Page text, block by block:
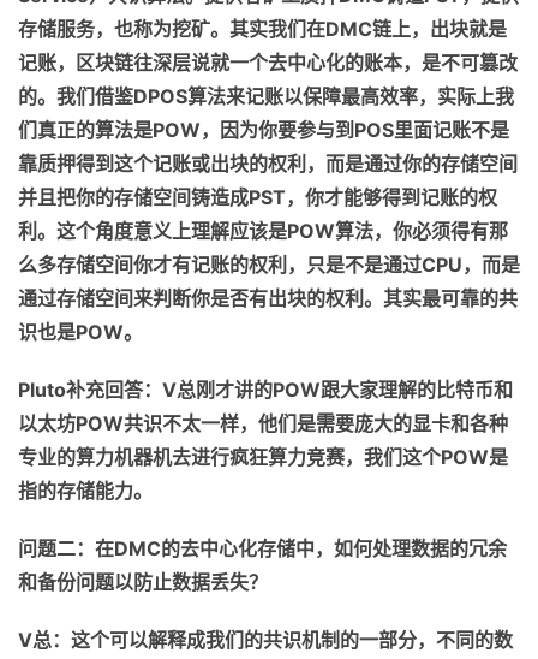
存储服务，也称为挖矿。其实我们在DMC链上，出块就是
记账，区块链往深层说就一个去中心化的账本，是不可篡改
的。 我们借鉴DPOS算法来记账以保障最高效率， 实际上我
们真正的算法是POW，因为你要参与到 POS里面记账不是
靠质押得到这个记账或出块的权利，而是通过你的存储空间
并且把你的存储空间铸造成PST，你才能够得到记账的权
利。这个角度意义上理解应该是POW算法， 你必须得有那
么多存储空间你才有记账的权利，只是不是通过CPU， 而是
通过存储空间来判断你是否有出块的权利 。 其实最可靠的共
识也是POW。
Pluto补充回答： V总刚才讲的POW跟大家理解的比特币和
以太坊POW共识不太一样， 他们是需要庞大的显卡和各种
专业的算力机器机去进行疯狂算力竞赛，我们这个POW是
指的存储能力。
问题二：在DMC的去中心化存储中，如何处理数据的冗余
和备份问题以防止数据丢失？
V总：这个可以解释成我们的共识机制的一部分，不同的数